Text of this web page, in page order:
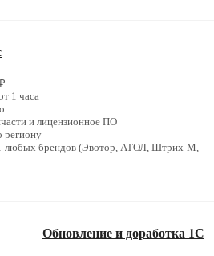
1 часа
и лицензионное ПО
региону
любых брендов (Эвотор, АТОЛ, Штрих-М,
Обновление и доработка 1С